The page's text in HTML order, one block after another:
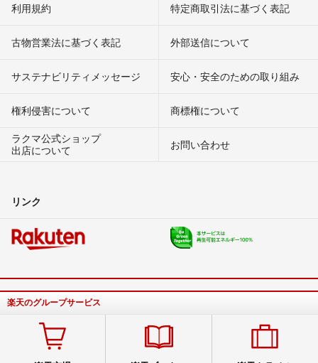
利用規約 特定商取引法に基づく表記
古物営業法に基づく表記 外部送信について
サステナビリティメッセージ 安心・安全のための取り組み
権利侵害について
商標権について
ラクマ公式ショップ
出店について
お問い合わせ
リンク
楽天のグループサービス